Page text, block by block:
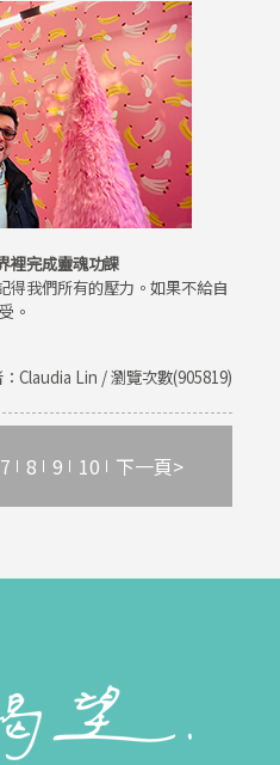
裡完成靈魂功課
得我們所有的壓力。如果不給自
。
Claudia Lin / 瀏覽次數(905819)
7 8 9 10 下一頁>